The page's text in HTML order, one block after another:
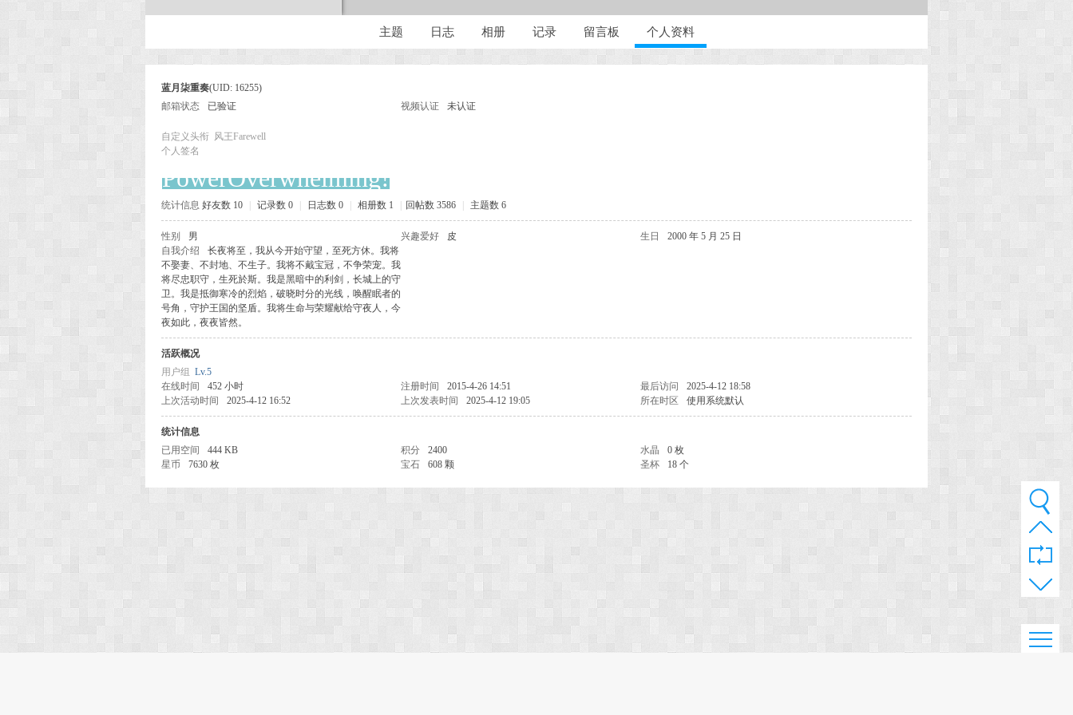
主题 日志 相册 记录 留言板 个人资料
蓝月柒重奏(UID: 16255)
邮箱状态
已验证 视频认证 未认证
自定义头衔 风王Farewell
个人签名
PowerOverwhelming!
统计信息 好友数 10 记录数 0 日志数 0 相册数 1 回帖数 3586 主题数 6
性别 男 兴趣爱好 皮 生日
2000 年 5 月 25 日
自我介绍
长夜将至，我从今开始守望，至死方休。我将
不娶妻、不封地、不生子。我将不戴宝冠，不争荣宠。我
将尽忠职守，生死於斯。我是黑暗中的利剑，长城上的守
卫。我是抵御寒冷的烈焰，破晓时分的光线，唤醒眠者的
号角，守护王国的坚盾。我将生命与荣耀献给守夜人，今
夜如此，夜夜皆然。
活跃概况
用户组 Lv.5
在线时间
452 小时 注册时间 2015-4-26 14:51 最后访问
2025-4-12 18:58
上次活动时间
2025-4-12 16:52 上次发表时间 2025-4-12 19:05 所在时区 使用系统默认
统计信息
已用空间
444 KB 积分 2400 水晶
0 枚
星币
7630 枚 宝石 608 颗 圣杯 18 个